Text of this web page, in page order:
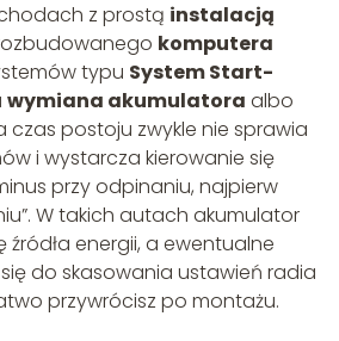
z prostą instalacją
komputera
typu System Start-
wymiana akumulatora albo
czas postoju zwykle nie sprawia
i wystarcza kierowanie się
przy odpinaniu, najpierw
W takich autach akumulator
źródła energii, a ewentualne
do skasowania ustawień radia
przywrócisz po montażu.